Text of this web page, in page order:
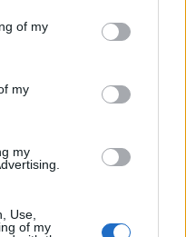
of my
my
my
Use,
of my
κρατικής
η συμμετοχή σε
και η
και τη
το εγχείρημα της